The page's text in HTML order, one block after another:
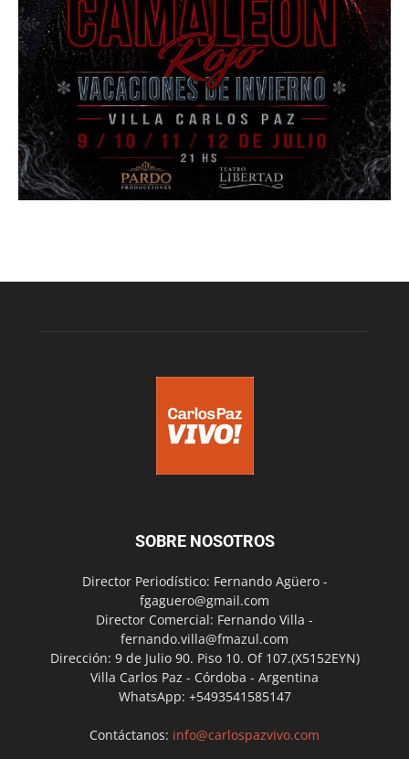
SOBRE NOSOTROS
Director Periodístico: Fernando Agüero -
fgaguero@gmail.com
Director Comercial: Fernando Villa -
fernando.villa@fmazul.com
Dirección: 9 de Julio 90. Piso 10. Of 107.(X5152EYN)
Villa Carlos Paz - Córdoba - Argentina
WhatsApp: +5493541585147
Contáctanos: info@carlospazvivo.com